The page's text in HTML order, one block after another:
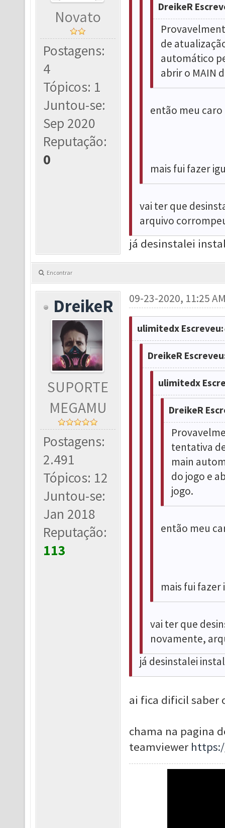
Novato
Postagens:
4
Tópicos: 1
Juntou-se:
Sep 2020
Reputação:
0
DreikeR
de
automático
abrir o MAIN
então meu
mais fui fazer
vai ter que
arquivo
já desinstalei
Encontrar
DreikeR
SUPORTE
MEGAMU
Postagens:
2.491
Tópicos: 12
Juntou-se:
Jan 2018
Reputação:
113
09-23-2020, 11:25
ulimitedx Escreveu:
DreikeR
ulimitedx
DreikeR
tentativa
main
do jogo e
jogo.
então meu
mais fui
vai ter que
novamente,
já desinstalei
ai fica dificil saber
chama na pagina
teamviewer